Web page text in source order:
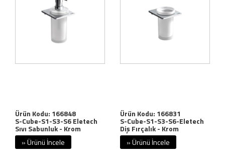
Ürün Kodu: 166848
S-Cube-S1-S3-S6 Eletech
Sıvı Sabunluk - Krom
» Ürünü İncele
Ürün Kodu: 166831
S-Cube-S1-S3-S6-Eletech
Diş Fırçalık - Krom
» Ürünü İncele